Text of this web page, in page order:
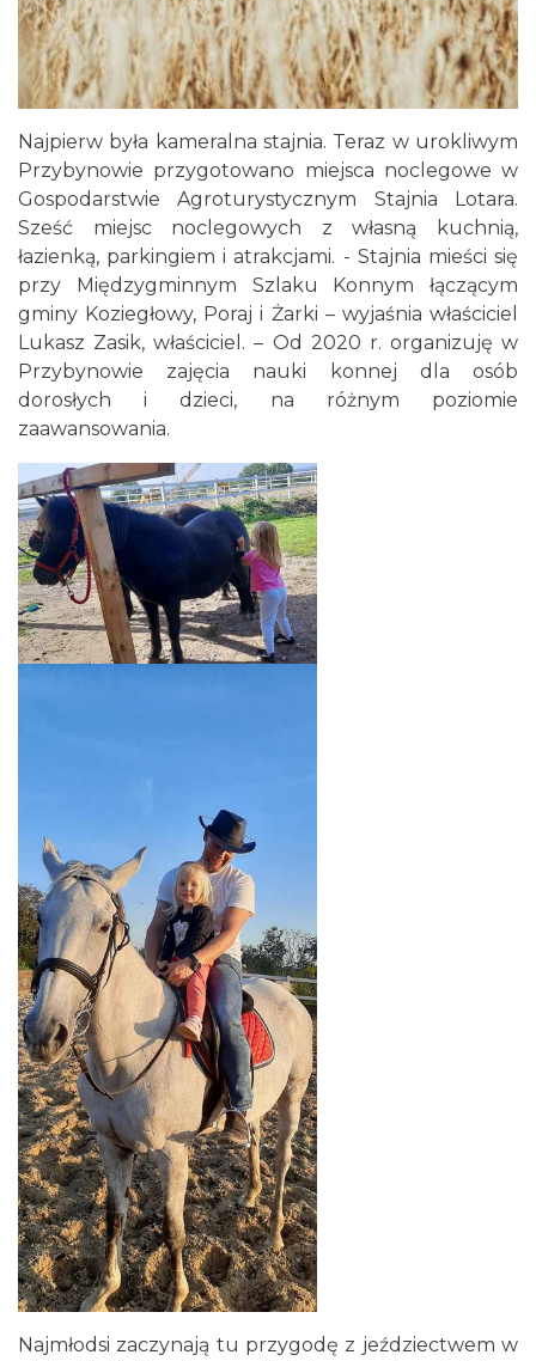
Najpierw była kameralna stajnia. Teraz w urokliwym
Przybynowie przygotowano miejsca noclegowe w
Gospodarstwie Agroturystycznym Stajnia Lotara.
Sześć miejsc noclegowych z własną kuchnią,
łazienką, parkingiem i atrakcjami. - Stajnia mieści się
przy Międzygminnym Szlaku Konnym łączącym
gminy Koziegłowy, Poraj i Żarki – wyjaśnia właściciel
Lukasz Zasik, właściciel. – Od 2020 r. organizuję w
Przybynowie zajęcia nauki konnej dla osób
dorosłych i dzieci, na różnym poziomie
zaawansowania.
Najmłodsi zaczynają tu przygodę z jeździectwem w